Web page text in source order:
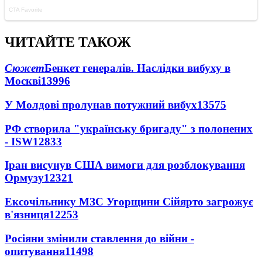
ЧИТАЙТЕ ТАКОЖ
СюжетБенкет генералів. Наслідки вибуху в
Москві13996
У Молдові пролунав потужний вибух13575
РФ створила "українську бригаду" з полонених
- ISW12833
Іран висунув США вимоги для розблокування
Ормузу12321
Ексочільнику МЗС Угорщини Сійярто загрожує
в'язниця12253
Росіяни змінили ставлення до війни -
опитування11498